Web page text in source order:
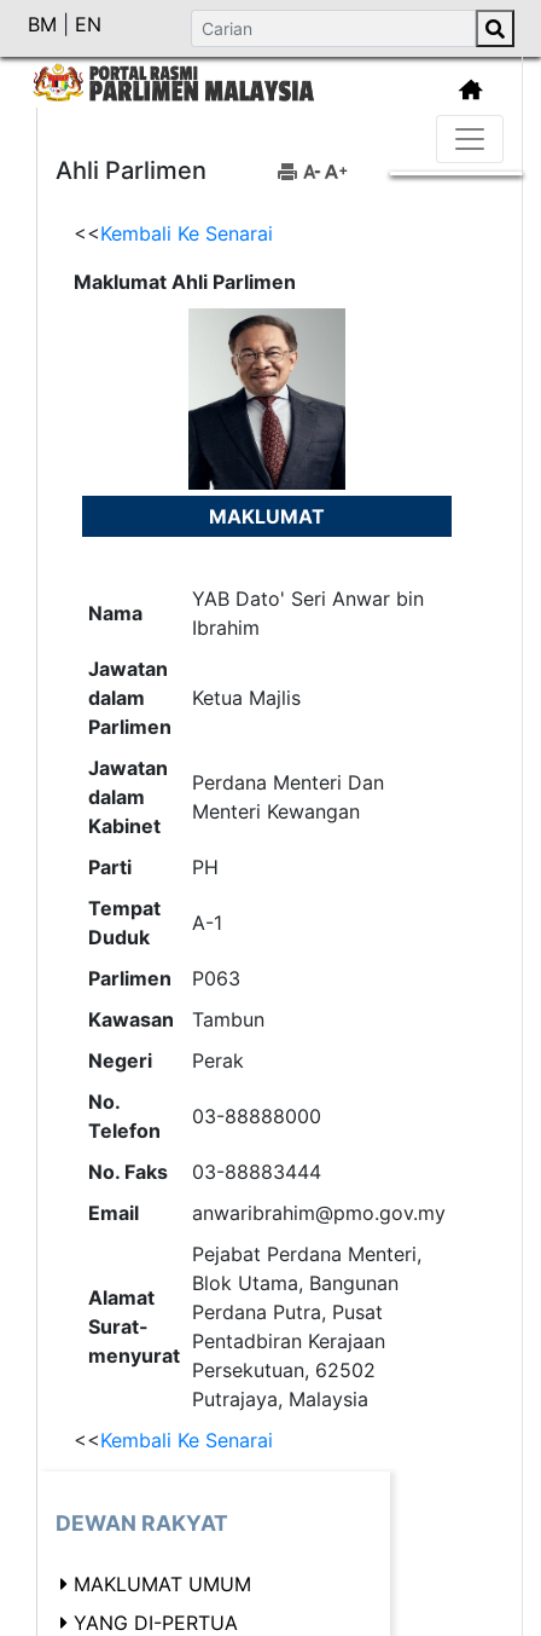
BM EN
Ahli Parlimen
<<Kembali Ke Senarai
Maklumat Ahli Parlimen
MAKLUMAT
Nama
YAB Dato' Seri Anwar bin
Ibrahim
Jawatan
dalam
Parlimen
Ketua Majlis
Jawatan
dalam
Kabinet
Perdana Menteri Dan
Menteri Kewangan
Parti
PH
Tempat
Duduk
A-1
Parlimen
P063
Kawasan
Tambun
Negeri
Perak
No.
Telefon
03-88888000
No. Faks
03-88883444
Email
anwaribrahim@pmo.gov.my
Alamat
Surat-
menyurat
Pejabat Perdana Menteri,
Blok Utama, Bangunan
Perdana Putra, Pusat
Pentadbiran Kerajaan
Persekutuan, 62502
Putrajaya, Malaysia
<<Kembali Ke Senarai
DEWAN RAKYAT
MAKLUMAT UMUM
YANG DI-PERTUA